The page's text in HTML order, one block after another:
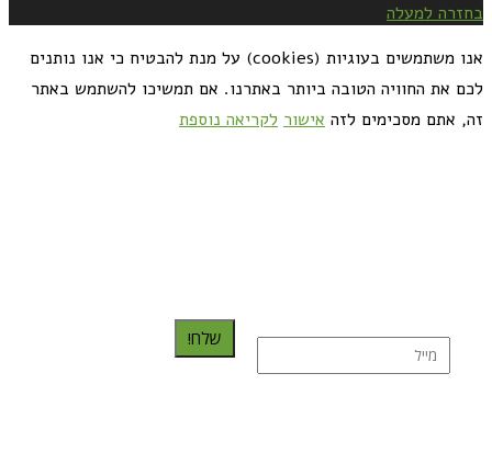
בחזרה למעלה
אנו משתמשים בעוגיות (cookies) על מנת להבטיח כי אנו נותנים
לכם את החוויה הטובה ביותר באתרנו. אם תמשיכו להשתמש באתר
זה, אתם מסכימים לזה אישור לקריאה נוספת
שלח!